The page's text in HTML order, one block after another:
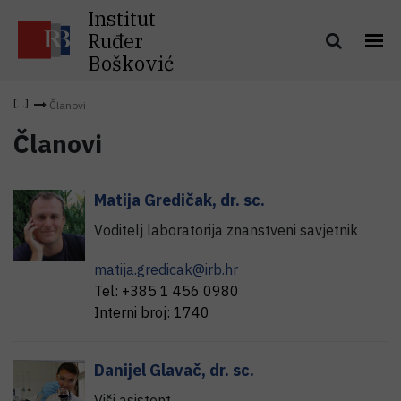
Institut
Ruđer
Bošković
Članovi
Članovi
Matija Gredičak, dr. sc.
Voditelj laboratorija znanstveni savjetnik
matija.gredicak@irb.hr
Tel: +385 1 456 0980
Interni broj: 1740
Danijel Glavač, dr. sc.